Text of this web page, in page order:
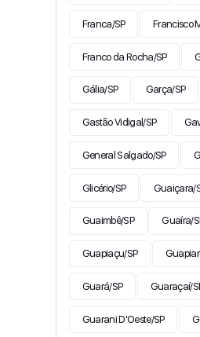
Franca/SP Francisco
Franco da Rocha/SP
Gália/SP Garça/SP
Gastão Vidigal/SP
General Salgado/SP
Glicério/SP Guaiçara/
Guaimbê/SP Guaíra/
Guapiaçu/SP
Guará/SP Guaraçaí/
Guarani D'Oeste/SP